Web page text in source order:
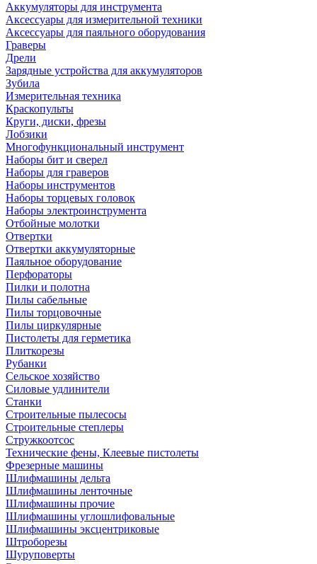
Аккумуляторы для инструмента
Аксессуары для измерительной техники
Аксессуары для паяльного оборудования
Граверы
Дрели
Зарядные устройства для аккумуляторов
Зубила
Измерительная техника
Краскопульты
Круги, диски, фрезы
Лобзики
Многофункциональный инструмент
Наборы бит и сверел
Наборы для граверов
Наборы инструментов
Наборы торцевых головок
Наборы электроинструмента
Отбойные молотки
Отвертки
Отвертки аккумуляторные
Паяльное оборудование
Перфораторы
Пилки и полотна
Пилы сабельные
Пилы торцовочные
Пилы циркулярные
Пистолеты для герметика
Плиткорезы
Рубанки
Сельское хозяйство
Силовые удлинители
Станки
Строительные пылесосы
Строительные степлеры
Стружкоотсос
Технические фены, Клеевые пистолеты
Фрезерные машины
Шлифмашины дельта
Шлифмашины ленточные
Шлифмашины прочие
Шлифмашины углошлифовальные
Шлифмашины эксцентриковые
Штроборезы
Шуруповерты